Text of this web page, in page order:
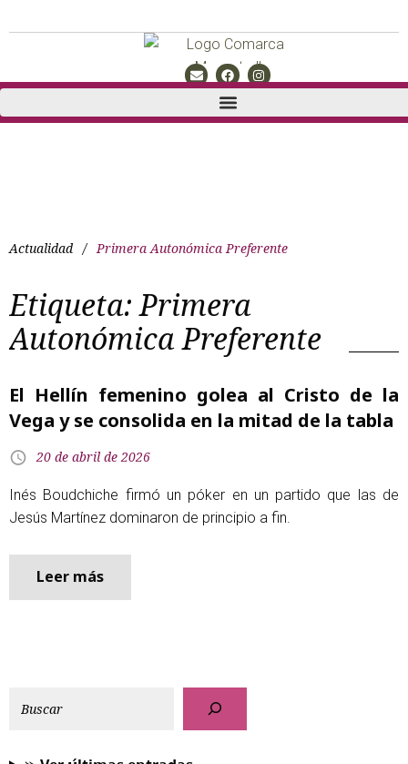
Actualidad / Primera Autonómica Preferente
Etiqueta:Primera
Autonómica Preferente
El Hellín femenino golea al Cristo de la
Vega y se consolida en la mitad de la tabla
20 de abril de 2026
Inés Boudchiche firmó un póker en un partido que las de
Jesús Martínez dominaron de principio a fin.
Leer más